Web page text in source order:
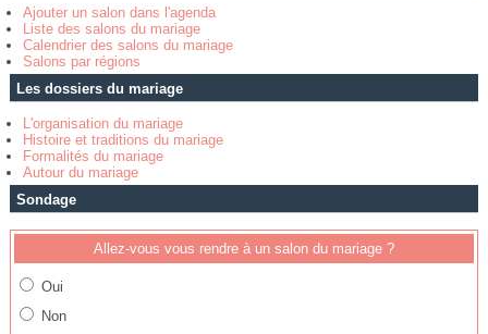
Ajouter un salon dans l'agenda
Liste des salons du mariage
Calendrier des salons du mariage
Salons par régions
Les dossiers du mariage
L'organisation du mariage
Histoire et traditions du mariage
Formalités du mariage
Autour du mariage
Sondage
Allez-vous vous rendre à un salon du mariage ?
Oui
Non